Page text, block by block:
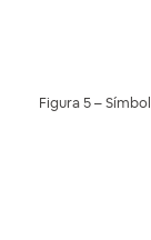
Figura 5 –